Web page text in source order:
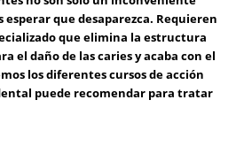
esperar que desaparezca. Requieren
que elimina la estructura
el daño de las caries y acaba con el
los diferentes cursos de acción
puede recomendar para tratar